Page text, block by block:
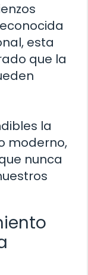
esta
que la
la
moderno,
nunca